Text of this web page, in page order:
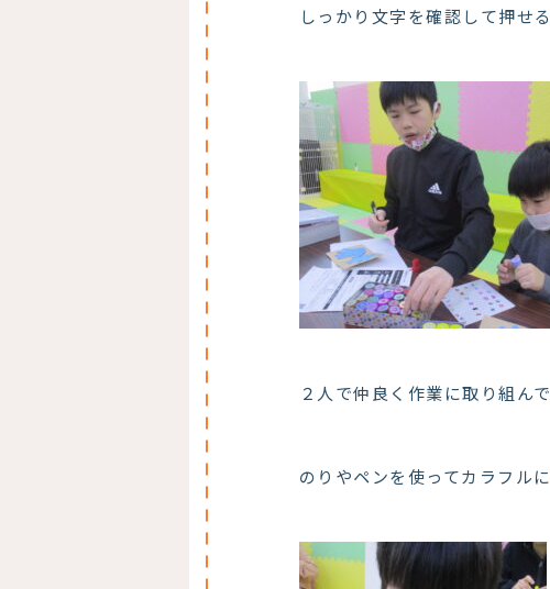
しっかり文字を確認して押せ
２人で仲良く作業に取り組ん
のりやペンを使ってカラフル